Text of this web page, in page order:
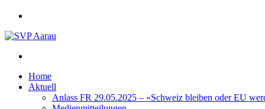
Home
Aktuell
Anlass FR 29.05.2025 – «Schweiz bleiben oder EU